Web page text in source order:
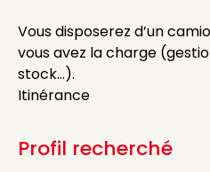
Vous disposerez d’un
vous avez la charge
stock…).
Itinérance
Profil recherché